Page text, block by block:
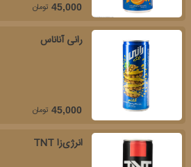
45,000 تومان
رانی آناناس
45,000 تومان
انرژی‌زا TNT